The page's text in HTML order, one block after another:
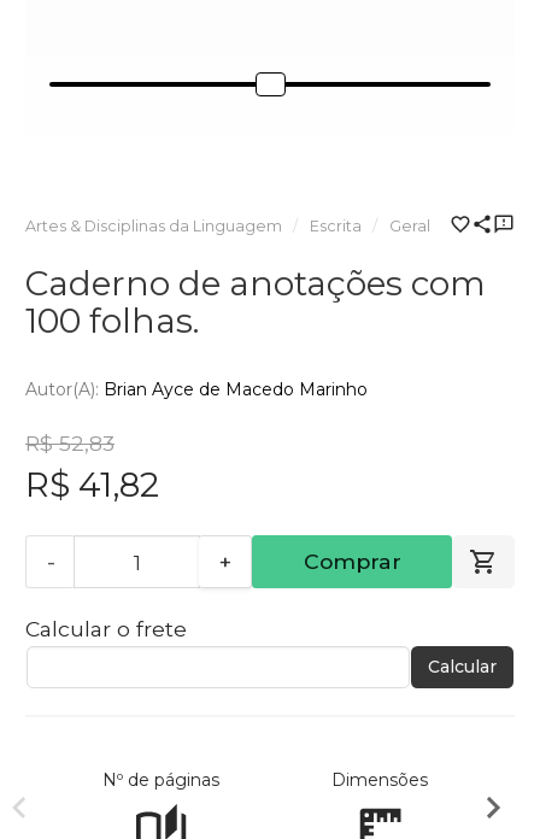
Artes & Disciplinas da Linguagem Escrita Geral
Caderno de anotações com
100 folhas.
Autor(a): Brian Ayce de Macedo Marinho
R$ 52,83
R$ 41,82
- + Comprar
Calcular o frete
Calcular
Nº de páginas Dimensões